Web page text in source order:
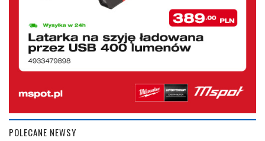
POLECANE NEWSY